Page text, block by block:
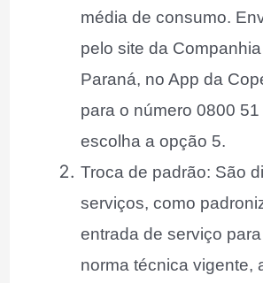
média de consumo.
pelo site da
Paraná, no App da
para o número 0800
escolha a opção 5.
Troca de padrão: São
serviços, como
entrada de serviço
norma técnica vigente,